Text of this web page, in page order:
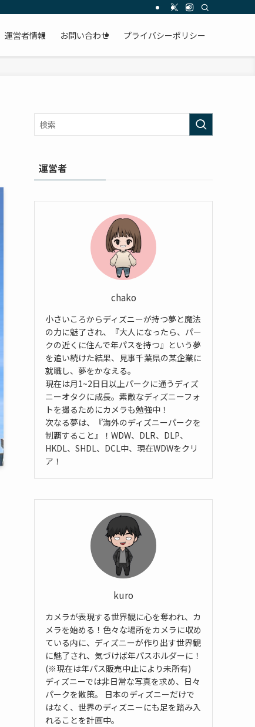
運営者情報 お問い合わせ プライバシーポリシー
運営者
chako
小さいころからディズニーが持つ夢と魔法
の力に魅了され、『大人になったら、パー
クの近くに住んで年パスを持つ』という夢
を追い続けた結果、見事千葉県の某企業に
就職し、夢をかなえる。
現在は月1~2日日以上パークに通うディズ
ニーオタクに成長。素敵なディズニーフォ
トを撮るためにカメラも勉強中！
次なる夢は、『海外のディズニーパークを
制覇すること』！WDW、DLR、DLP、
HKDL、SHDL、DCL中、現在WDWをクリ
ア！
kuro
カメラが表現する世界観に心を奪われ、カ
メラを始める！色々な場所をカメラに収め
ている内に、ディズニーが作り出す世界観
に魅了され、気づけば年パスホルダーに！
(※現在は年パス販売中止により未所有)
ディズニーでは非日常な写真を求め、日々
パークを散策。 日本のディズニーだけで
はなく、世界のディズニーにも足を踏み入
れることを計画中。